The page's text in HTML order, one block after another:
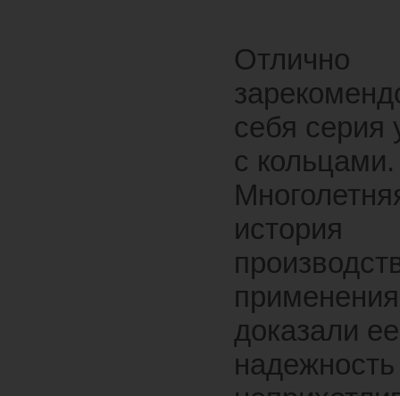
Отлично
себя серия
с кольцами.
история
применения
доказали ее